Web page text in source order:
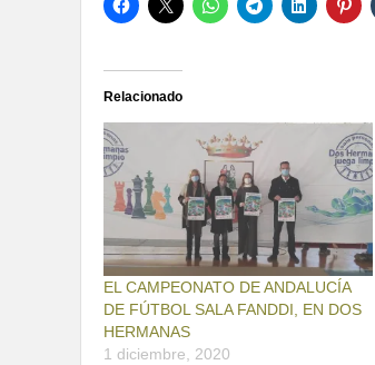
Relacionado
EL CAMPEONATO DE ANDALUCÍA
DE FÚTBOL SALA FANDDI, EN DOS
HERMANAS
1 diciembre, 2020